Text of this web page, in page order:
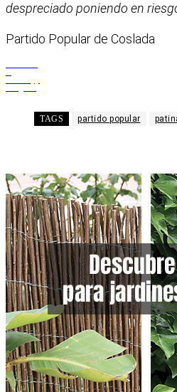
despreciado poniendo en
Partido Popular de Coslada
TAGS partido popular